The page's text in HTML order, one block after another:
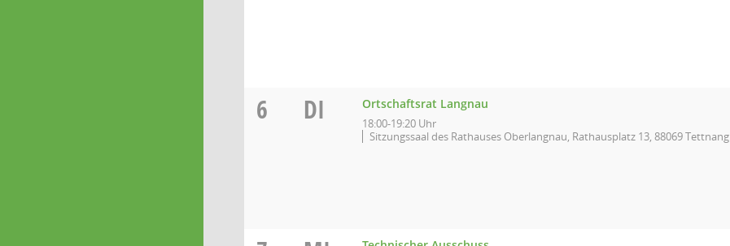
6 DI Ortschaftsrat Langnau
18:00-19:20 Uhr
Sitzungssaal des Rathauses Oberlangnau, Rathausplatz 13, 88069 Tettnang